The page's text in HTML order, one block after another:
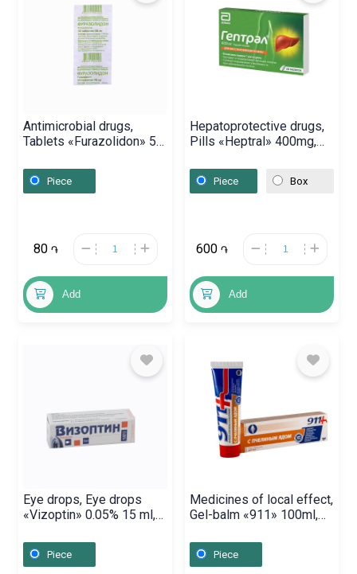
Antimicrobial drugs,
Tablets «Furazolidon» 50
Piece
80 ֏
Add
Hepatoprotective drugs,
Pills «Heptral» 400mg,
Piece Box
600 ֏
Add
Eye drops, Eye drops
«Vizoptin» 0.05% 15 ml,
Piece
Medicines of local effect,
Gel-balm «911» 100ml,
Piece